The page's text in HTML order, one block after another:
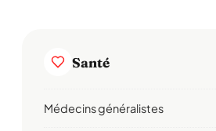
Santé
Médecins généralistes